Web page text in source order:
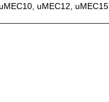
uMEC12, uMEC15